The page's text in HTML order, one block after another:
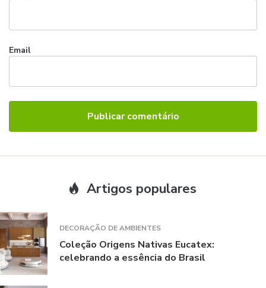
Email
Artigos populares
DECORAÇÃO DE AMBIENTES
Coleção Origens Nativas Eucatex:
celebrando a essência do Brasil